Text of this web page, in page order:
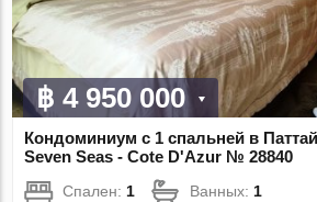
฿ 4 950 000
Кондоминиум с 1 спальней в
Seven Seas - Cote D'Azur № 28840
Спален: 1 Ванных: 1